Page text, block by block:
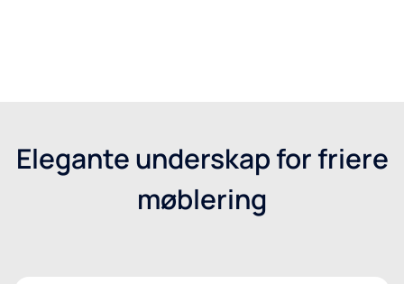
Elegante underskap for friere
møblering